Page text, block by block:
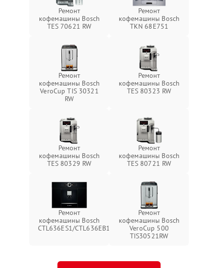
Ремонт
кофемашины Bosch
TES 70621 RW
Ремонт
кофемашины Bosch
TKN 68E751
Ремонт
кофемашины Bosch
VeroCup TIS 30321
RW
Ремонт
кофемашины Bosch
TES 80323 RW
Ремонт
кофемашины Bosch
TES 80329 RW
Ремонт
кофемашины Bosch
TES 80721 RW
Ремонт
кофемашины Bosch
CTL636ES1/CTL636EB1
Ремонт
кофемашины Bosch
VeroCup 500
TIS30521RW